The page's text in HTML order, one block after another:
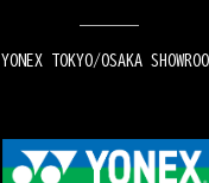
YONEX TOKYO/OSAKA